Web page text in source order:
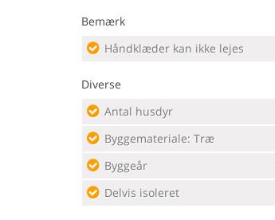
Bemærk
Håndklæder kan ikke lejes
Diverse
Antal husdyr
Byggemateriale: Træ
Byggeår
Delvis isoleret